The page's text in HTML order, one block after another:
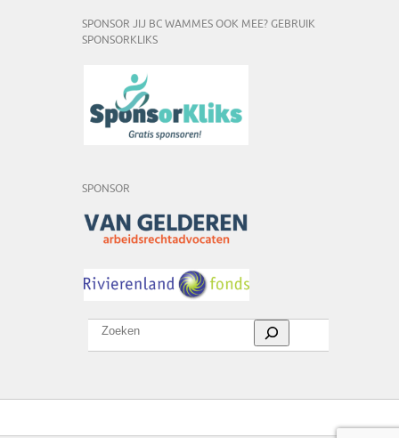
SPONSOR JIJ BC WAMMES OOK MEE? GEBRUIK
SPONSORKLIKS
SPONSOR
Zoeken